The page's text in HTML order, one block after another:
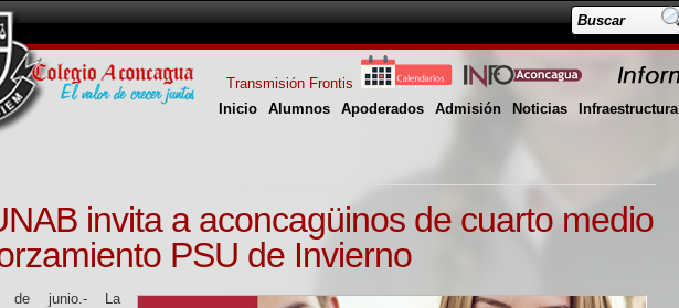
Inicio Alumnos Apoderados Admisión Noticias Infraestructura
Transmisión Frontis
invita a aconcagüinos de cuarto medio
PSU de Invierno
de junio.- La